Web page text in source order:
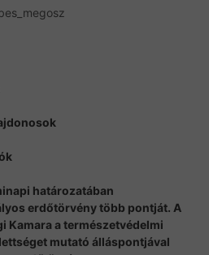
határozatában
erdőtörvény több pontját. A
Kamara a természetvédelmi
mutató álláspontjával